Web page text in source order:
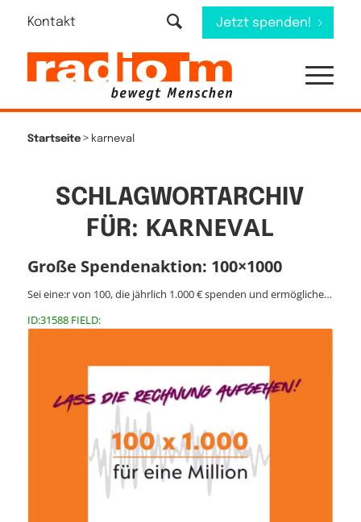
Kontakt Jetzt spenden!
Startseite> karneval
SCHLAGWORTARCHIV
FÜR: KARNEVAL
Große Spendenaktion: 100×1000
Sei eine:r von 100, die jährlich 1.000 € spenden und ermögliche…
ID:31588 FIELD: